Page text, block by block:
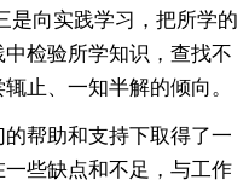
是向实践学习，把所学的
检验所学知识，查找不
止、一知半解的倾向。
帮助和支持下取得了一
些缺点和不足，与工作